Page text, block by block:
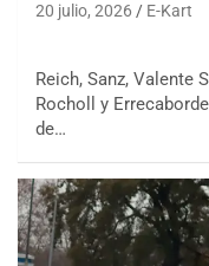
20 julio, 2026 E-Kart
Reich, Sanz, Valente
Rocholl y
de…